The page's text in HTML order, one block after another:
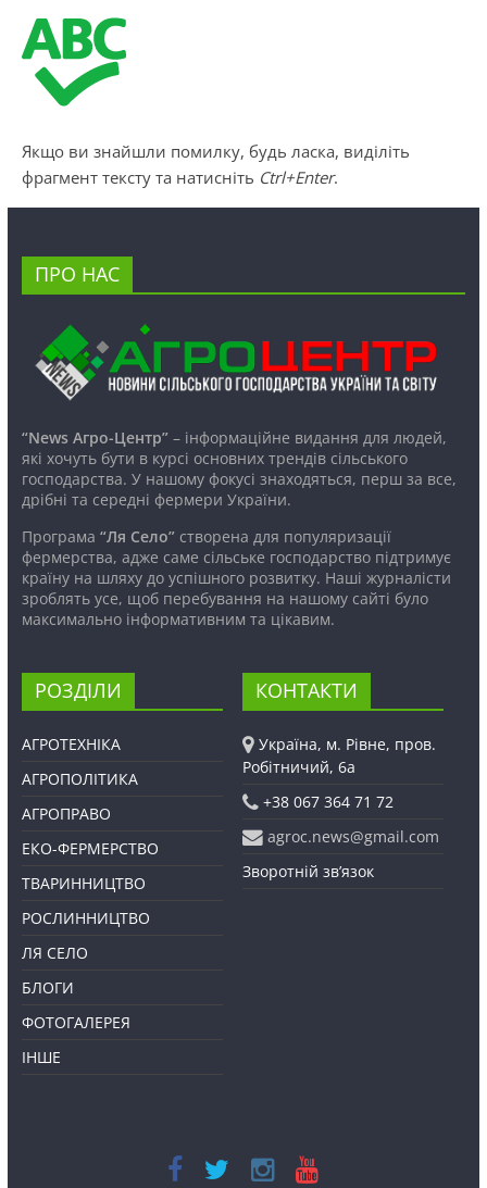
Якщо ви знайшли помилку, будь ласка, виділіть
фрагмент тексту та натисніть Ctrl+Enter.
ПРО НАС
“News Агро-Центр”– інформаційне видання для людей,
які хочуть бути в курсі основних трендів сільського
господарства. У нашому фокусі знаходяться, перш за все,
дрібні та середні фермери України.
Програма “Ля Село”створена для популяризації
фермерства, адже саме сільське господарство підтримує
країну на шляху до успішного розвитку. Наші журналісти
зроблять усе, щоб перебування на нашому сайті було
максимально інформативним та цікавим.
РОЗДІЛИ
АГРОТЕХНІКА
АГРОПОЛІТИКА
АГРОПРАВО
ЕКО-ФЕРМЕРСТВО
ТВАРИННИЦТВО
РОСЛИННИЦТВО
ЛЯ СЕЛО
БЛОГИ
ФОТОГАЛЕРЕЯ
ІНШЕ
КОНТАКТИ
Україна, м. Рівне, пров.
Робітничий, 6а
+38 067 364 71 72
agroc.news@gmail.com
Зворотній зв’язок